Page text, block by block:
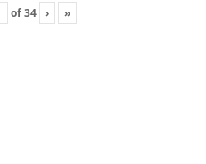
of34 › »